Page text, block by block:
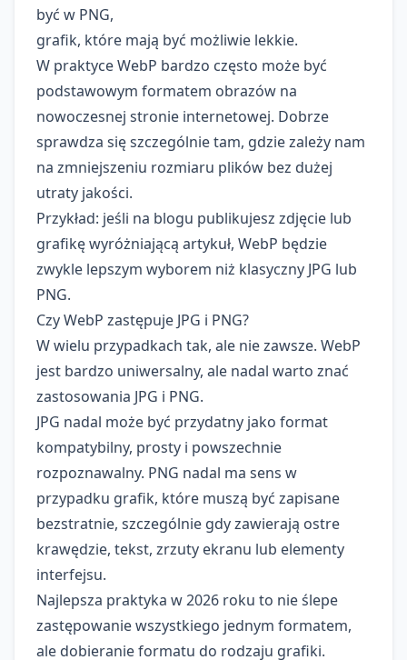
być w PNG,
grafik, które mają być możliwie lekkie.
W praktyce WebP bardzo często może być
podstawowym formatem obrazów na
nowoczesnej stronie internetowej. Dobrze
sprawdza się szczególnie tam, gdzie zależy nam
na zmniejszeniu rozmiaru plików bez dużej
utraty jakości.
Przykład: jeśli na blogu publikujesz zdjęcie lub
grafikę wyróżniającą artykuł, WebP będzie
zwykle lepszym wyborem niż klasyczny JPG lub
PNG.
Czy WebP zastępuje JPG i PNG?
W wielu przypadkach tak, ale nie zawsze. WebP
jest bardzo uniwersalny, ale nadal warto znać
zastosowania JPG i PNG.
JPG nadal może być przydatny jako format
kompatybilny, prosty i powszechnie
rozpoznawalny. PNG nadal ma sens w
przypadku grafik, które muszą być zapisane
bezstratnie, szczególnie gdy zawierają ostre
krawędzie, tekst, zrzuty ekranu lub elementy
interfejsu.
Najlepsza praktyka w 2026 roku to nie ślepe
zastępowanie wszystkiego jednym formatem,
ale dobieranie formatu do rodzaju grafiki.